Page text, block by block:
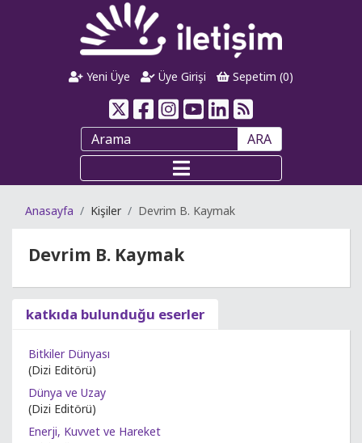
Yeni Üye Üye Girişi Sepetim (0)
ARA
Anasayfa Kişiler Devrim B. Kaymak
Devrim B. Kaymak
katkıda bulunduğu eserler
Bitkiler Dünyası
(Dizi Editörü)
Dünya ve Uzay
(Dizi Editörü)
Enerji, Kuvvet ve Hareket